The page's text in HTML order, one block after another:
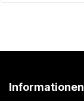
Informationen